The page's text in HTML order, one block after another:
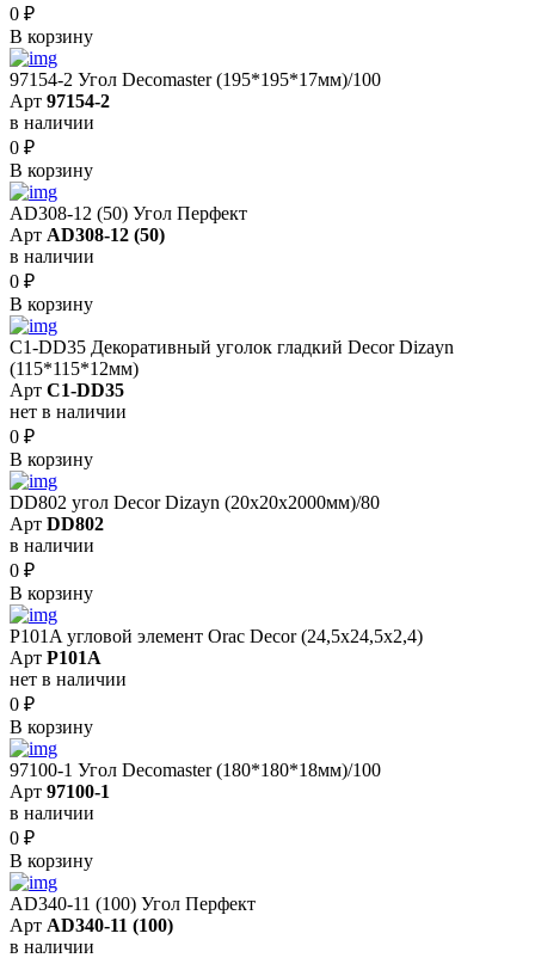
0 ₽
В корзину
97154-2 Угол Decomaster (195*195*17мм)/100
Арт 97154-2
в наличии
0 ₽
В корзину
AD308-12 (50) Угол Перфект
Арт AD308-12 (50)
в наличии
0 ₽
В корзину
C1-DD35 Декоративный уголок гладкий Decor Dizayn
(115*115*12мм)
Арт C1-DD35
нет в наличии
0 ₽
В корзину
DD802 угол Decor Dizayn (20x20x2000мм)/80
Арт DD802
в наличии
0 ₽
В корзину
P101A угловой элемент Orac Decor (24,5x24,5x2,4)
Арт P101A
нет в наличии
0 ₽
В корзину
97100-1 Угол Decomaster (180*180*18мм)/100
Арт 97100-1
в наличии
0 ₽
В корзину
AD340-11 (100) Угол Перфект
Арт AD340-11 (100)
в наличии